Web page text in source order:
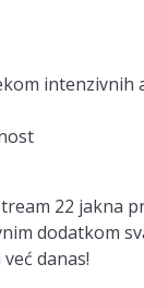
intenzivnih
22 jakna
dodatkom
danas!